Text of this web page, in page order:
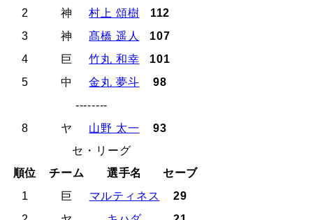
2
神 村上 頌樹
112
3
神 髙橋 遥人
107
4
巨 竹丸 和幸
101
5
中 金丸 夢斗
98
--------
8
ヤ 山野 太一
93
セ・リーグ
順位
チーム 選手名
セーブ
1
巨 マルティネス
29